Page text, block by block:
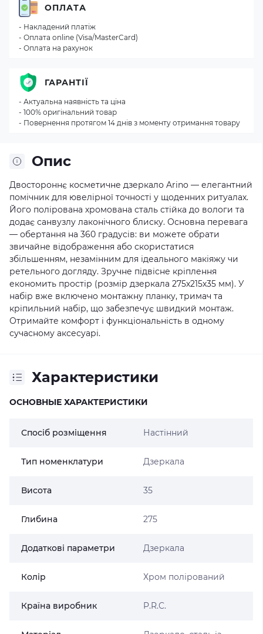
Опис
Двостороннє косметичне дзеркало Arino — елегантний
помічник для ювелірної точності у щоденних ритуалах.
Його полірована хромована сталь стійка до вологи та
додає санвузлу лаконічного блиску. Основна перевага
— обертання на 360 градусів: ви можете обрати
звичайне відображення або скористатися
збільшенням, незамінним для ідеального макіяжу чи
ретельного догляду. Зручне підвісне кріплення
економить простір (розмір дзеркала 275х215х35 мм). У
набір вже включено монтажну планку, тримач та
кріпильний набір, що забезпечує швидкий монтаж.
Отримайте комфорт і функціональність в одному
сучасному аксесуарі.
Характеристики
ОСНОВНЫЕ ХАРАКТЕРИСТИКИ
Спосіб розміщення Настінний
Тип номенклатури Дзеркала
Висота 35
Глибина 275
Додаткові параметри Дзеркала
Колір Хром полірований
Країна виробник P.R.C.
ОПЛАТА
- Накладений платіж
- Оплата online (Visa/MasterCard)
- Оплата на рахунок
ГАРАНТІЇ
- Актуальна наявність та ціна
- 100% оригінальний товар
- Повернення протягом 14 днів з моменту отримання товару